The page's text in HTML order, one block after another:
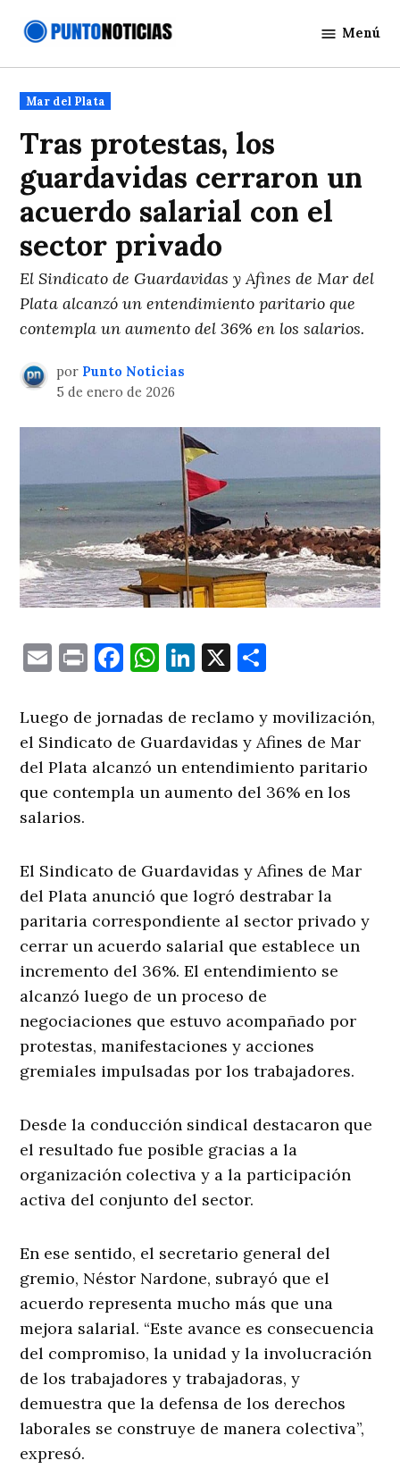
Noticias
Menú
Publicado
en
Mar del Plata
Tras protestas, los
guardavidas cerraron un
acuerdo salarial con el
sector privado
El Sindicato de Guardavidas y Afines de Mar del
Plata alcanzó un entendimiento paritario que
contempla un aumento del 36% en los salarios.
por Punto Noticias
5 de enero de 2026
EmailPrintFacebook
WhatsApp
LinkedIn
X
Luego de jornadas de reclamo y movilización,
el Sindicato de Guardavidas y Afines de Mar
del Plata alcanzó un entendimiento paritario
que contempla un aumento del 36% en los
salarios.
El Sindicato de Guardavidas y Afines de Mar
del Plata anunció que logró destrabar la
paritaria correspondiente al sector privado y
cerrar un acuerdo salarial que establece un
incremento del 36%. El entendimiento se
alcanzó luego de un proceso de
negociaciones que estuvo acompañado por
protestas, manifestaciones y acciones
gremiales impulsadas por los trabajadores.
Desde la conducción sindical destacaron que
el resultado fue posible gracias a la
organización colectiva y a la participación
activa del conjunto del sector.
En ese sentido, el secretario general del
gremio, Néstor Nardone, subrayó que el
acuerdo representa mucho más que una
mejora salarial. “Este avance es consecuencia
del compromiso, la unidad y la involucración
de los trabajadores y trabajadoras, y
demuestra que la defensa de los derechos
laborales se construye de manera colectiva”,
expresó.